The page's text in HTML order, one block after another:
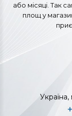
або місяці. Так
площ у